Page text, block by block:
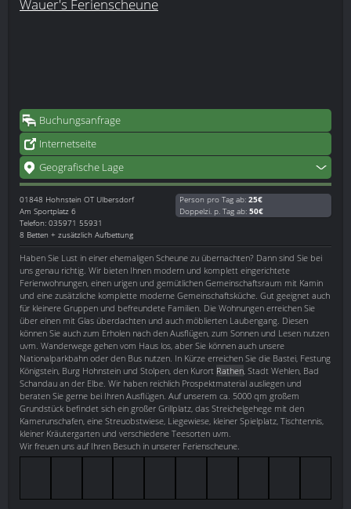
Buchungsanfrage
Internetseite
Geografische Lage
01848 Hohnstein OT Ulbersdorf
Am Sportplatz 6
Telefon: 035971 55931
8 Betten + zusätzlich Aufbettung
Person pro Tag ab: 25€
Doppelzi. p. Tag ab: 50€
Haben Sie Lust in einer ehemaligen Scheune zu übernachten? Dann sind Sie bei
uns genau richtig. Wir bieten Ihnen modern und komplett eingerichtete
Ferienwohnungen, einen urigen und gemütlichen Gemeinschaftsraum mit Kamin
und eine zusätzliche komplette moderne Gemeinschaftsküche. Gut geeignet auch
für kleinere Gruppen und befreundete Familien. Die Wohnungen erreichen Sie
über einen mit Glas überdachten und auch möblierten Laubengang. Diesen
können Sie auch zum Erholen nach den Ausflügen, zum Sonnen und Lesen nutzen
uvm. Wanderwege gehen vom Haus los, aber Sie können auch unsere
Nationalparkbahn oder den Bus nutzen. In Kürze erreichen Sie die Bastei, Festung
Königstein, Burg Hohnstein und Stolpen, den Kurort Rathen , Stadt Wehlen, Bad
Schandau an der Elbe. Wir haben reichlich Prospektmaterial ausliegen und
beraten Sie gerne bei Ihren Ausflügen. Auf unserem ca. 5000 qm großem
Grundstück befindet sich ein großer Grillplatz, das Streichelgehege mit den
Kamerunschafen, eine Streuobstwiese, Liegewiese, kleiner Spielplatz, Tischtennis,
kleiner Kräutergarten und verschiedene Teesorten uvm.
Wir freuen uns auf Ihren Besuch in unserer Ferienscheune.